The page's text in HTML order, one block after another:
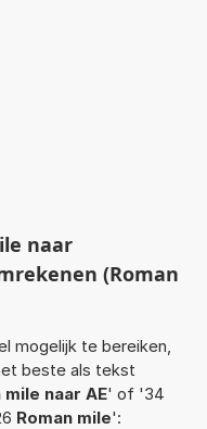
naar
(Roman
mogelijk te bereiken,
beste als tekst
mile naar AE' of '34
Roman mile':